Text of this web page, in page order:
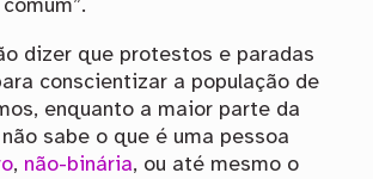
dizer que protestos e paradas
conscientizar a população de
enquanto a maior parte da
sabe o que é uma pessoa
, não-binária, ou até mesmo o